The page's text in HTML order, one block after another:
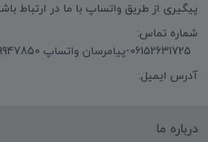
پیگیری از طریق واتساپ با ما در ارتباط
شماره تماس:
06152631725-پیامرسان واتساپ 09339947850
آدرس ایمیل:
درباره ما